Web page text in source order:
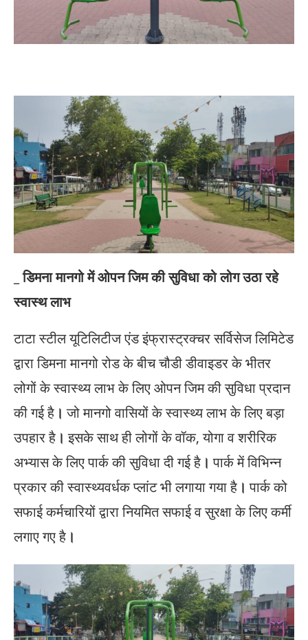
_डिमना मानगो में ओपन जिम की सुविधा को लोग उठा रहे
स्वास्थ लाभ
टाटा स्टील यूटिलिटीज एंड इंफ्रास्ट्रक्चर सर्विसेज लिमिटेड
द्वारा डिमना मानगो रोड के बीच चौडी डीवाइडर के भीतर
लोगों के स्वास्थ्य लाभ के लिए ओपन जिम की सुविधा प्रदान
की गई है । जो मानगो वासियों के स्वास्थ्य लाभ के लिए बड़ा
उपहार है । इसके साथ ही लोगों के वॉक, योगा व शरीरिक
अभ्यास के लिए पार्क की सुविधा दी गई है । पार्क में विभिन्न
प्रकार की स्वास्थ्यवर्धक प्लांट भी लगाया गया है । पार्क को
सफाई कर्मचारियों द्वारा नियमित सफाई व सुरक्षा के लिए कर्मी
लगाए गए है ।